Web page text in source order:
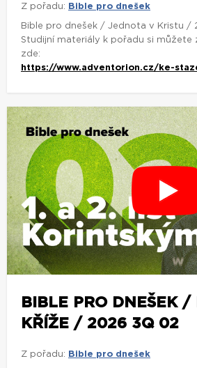
Z pořadu: Bible pro dnešek
Bible pro dnešek / Jednota v Kristu /
Studijní materiály k pořadu si můžete
zde:
https://www.adventorion.cz/ke-
BIBLE PRO DNEŠEK /
KŘÍŽE / 2026 3Q 02
Z pořadu: Bible pro dnešek